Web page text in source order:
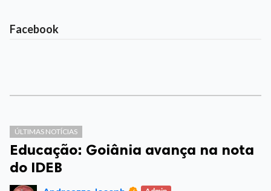
Facebook
ÚLTIMAS NOTÍCIAS
Educação: Goiânia avança na nota
do IDEB